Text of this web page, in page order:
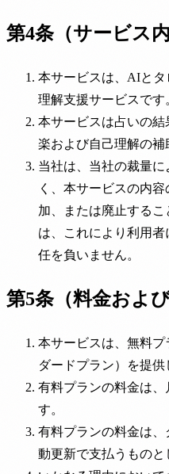
第4条（サービス内
本サービスは、AIと
理解支援サービスです
本サービスは占いの
楽および自己理解の補
当社は、当社の裁量
く、本サービスの内
加、または廃止する
は、これにより利用
任を負いません。
第5条（料金およ
本サービスは、無料
ダードプラン）を提供
有料プランの料金は、
す。
有料プランの料金は
動更新で支払うものと